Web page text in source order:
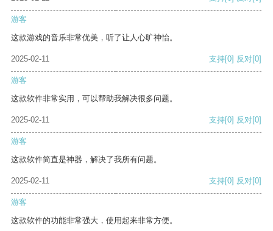
游客
这款游戏的音乐非常优美，听了让人心旷神怡。
2025-02-11 支持[0] 反对[0]
游客
这款软件非常实用，可以帮助我解决很多问题。
2025-02-11 支持[0] 反对[0]
游客
这款软件简直是神器，解决了我所有问题。
2025-02-11 支持[0] 反对[0]
游客
这款软件的功能非常强大，使用起来非常方便。